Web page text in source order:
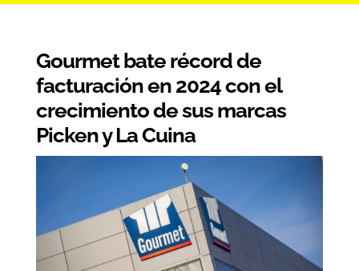
Gourmet bate récord de
facturación en 2024 con el
crecimiento de sus marcas
Picken y La Cuina